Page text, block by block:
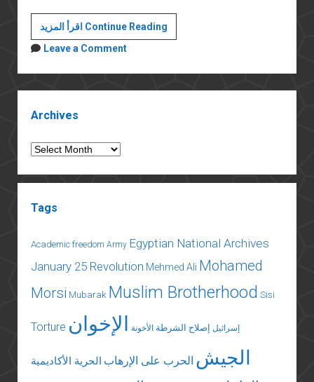
اقرأ المزيد Continue Readingخطر
الإسلاميين
الشريعة:
قانون
Leave a Comment
Archives
Archives
Tags
Academic freedom Army Egyptian National Archives
January 25 Revolution Mehmed Ali Mohamed
Morsi Mubarak Muslim Brotherhood Sisi
Torture إسرائيل إصلاح الشرطة الأخونة الإخوان
الجيش الحرب على الإرهاب الحرية الأكاديمية